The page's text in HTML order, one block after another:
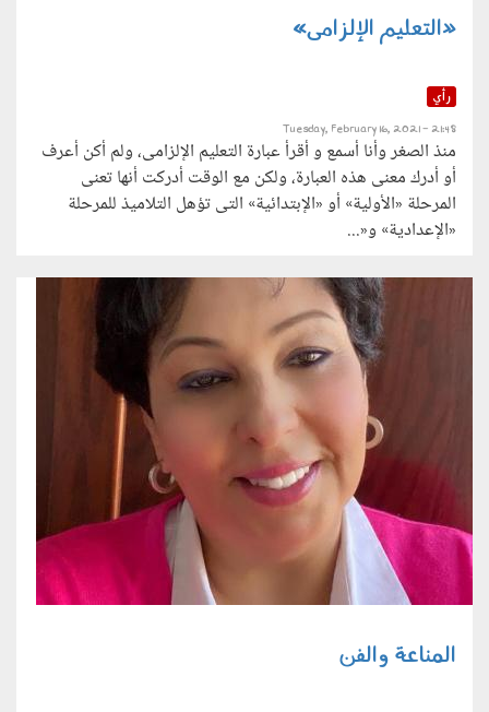
«التعليم الإلزامى»
رأي
Tuesday, February 16, 2021 - 21:48
منذ الصغر وأنا أسمع و أقرأ عبارة التعليم الإلزامى، ولم أكن أعرف
أو أدرك معنى هذه العبارة، ولكن مع الوقت أدركت أنها تعنى
المرحلة «الأولية» أو «الإبتدائية» التى تؤهل التلاميذ للمرحلة
«الإعدادية» و«...
المناعة والفن